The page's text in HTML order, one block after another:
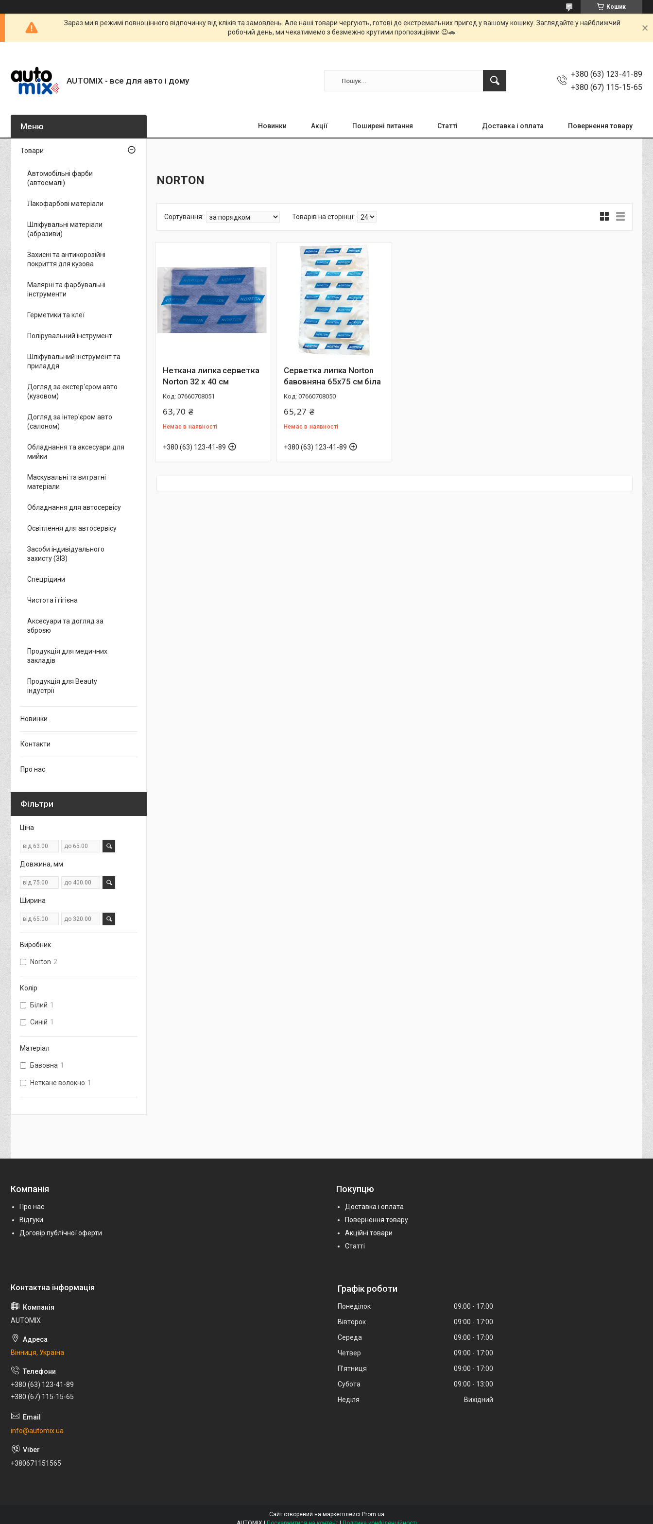
Кошик
Зараз ми в режимі повноцінного відпочинку від кліків та замовлень. Але наші товари чергують, готові до екстремальних пригод у вашому кошику. Заглядайте у найближчий
робочий день, ми чекатимемо з безмежно крутими пропозиціями 😉🚗.
AUTOMIX - все для авто і дому
+380 (63) 123-41-89
+380 (67) 115-15-65
Новинки Акції Поширені питання Статті Доставка і оплата Повернення товару
NORTON
Неткана липка серветка
Norton 32 х 40 см
07660708051
63,70 ₴
Немає в наявності
+380 (63) 123-41-89
Серветка липка Norton
бавовняна 65х75 см біла
07660708050
65,27 ₴
Немає в наявності
+380 (63) 123-41-89
Товари
Автомобільні фарби
(автоемалі)
Лакофарбові матеріали
Шліфувальні матеріали
(абразиви)
Захисні та антикорозійні
покриття для кузова
Малярні та фарбувальні
інструменти
Герметики та клеї
Полірувальний інструмент
Шліфувальний інструмент та
приладдя
Догляд за екстер'єром авто
(кузовом)
Догляд за інтер'єром авто
(салоном)
Обладнання та аксесуари для
мийки
Маскувальні та витратні
матеріали
Обладнання для автосервісу
Освітлення для автосервісу
Засоби індивідуального
захисту (ЗІЗ)
Спецрідини
Чистота і гігієна
Аксесуари та догляд за
зброєю
Продукція для медичних
закладів
Продукція для Beauty
індустрії
Новинки
Контакти
Про нас
Фільтри
Ціна
Довжина, мм
Ширина
Виробник
Norton 2
Колір
Білий 1
Синій 1
Матеріал
Бавовна 1
Неткане волокно 1
Компанія
Про нас
Відгуки
Договір публічної оферти
Покупцю
Доставка і оплата
Повернення товару
Акційні товари
Статті
AUTOMIX
Вінниця, Україна
+380 (63) 123-41-89
+380 (67) 115-15-65
info@automix.ua
+380671151565
Графік роботи
Понеділок 09:00
17:00
Вівторок
09:00
17:00
Середа
09:00
17:00
Четвер
09:00
17:00
Пʼятниця
09:00
17:00
Субота
09:00
13:00
Неділя
Вихідний
Сайт створений на маркетплейсі Prom.ua